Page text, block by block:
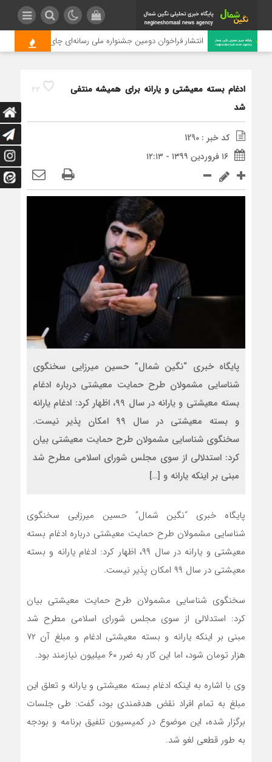
انتشار فراخوان دومین جشنواره ملی رسانه‌ای چای
22
ادغام بسته معیشتی و یارانه برای همیشه منتفی
شد
کد خبر : 1290
۱۶ فروردین ۱۳۹۹ - ۱۲:۱۳
پایگاه خبری “نگین شمال” حسین میرزایی سخنگوی
شناسایی مشمولان طرح حمایت معیشتی درباره ادغام
بسته معیشتی و یارانه در سال ۹۹، اظهار کرد: ادغام یارانه
و بسته معیشتی در سال ۹۹ امکان پذیر نیست.
سخنگوی شناسایی مشمولان طرح حمایت معیشتی بیان
کرد: استدلالی از سوی مجلس شورای اسلامی مطرح شد
مبنی بر اینکه یارانه و […]
پایگاه خبری “نگین شمال” حسین میرزایی سخنگوی
شناسایی مشمولان طرح حمایت معیشتی درباره ادغام بسته
معیشتی و یارانه در سال ۹۹، اظهار کرد: ادغام یارانه و بسته
معیشتی در سال ۹۹ امکان پذیر نیست.
سخنگوی شناسایی مشمولان طرح حمایت معیشتی بیان
کرد: استدلالی از سوی مجلس شورای اسلامی مطرح شد
مبنی بر اینکه یارانه و بسته معیشتی ادغام و مبلغ آن ۷۲
هزار تومان شود، اما این کار به ضرر ۶۰ میلیون نیازمند بود.
وی با اشاره به اینکه ادغام بسته معیشتی و یارانه و تعلق این
مبلغ به تمام افراد نقض هدفمندی بود، گفت: طی جلسات
برگزار شده، این موضوع در کمیسیون تلفیق برنامه و بودجه
به طور قطعی لغو شد.